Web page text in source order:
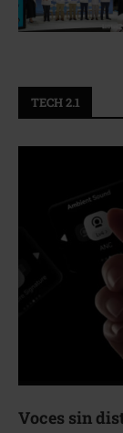
TECH 2.1
Voces sin